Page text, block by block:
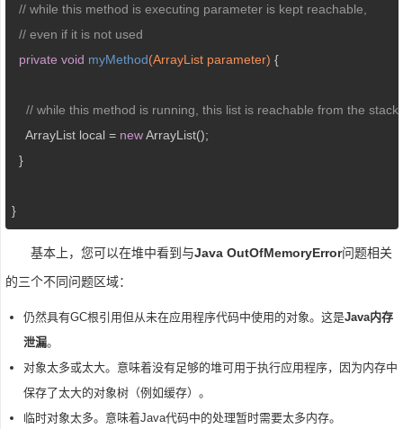
// while this method is executing parameter is kept reachable,
// even if it is not used
private void myMethod(ArrayList parameter) {
// while this method is running, this list is reachable from the stack
    ArrayList local =
new ArrayList();
  }
}
基本上，您可以在堆中看到与Java OutOfMemoryError问题相关
的三个不同问题区域：
仍然具有GC根引用但从未在应用程序代码中使用的对象。这是Java内存
泄漏。
对象太多或太大。意味着没有足够的堆可用于执行应用程序，因为内存中
保存了太大的对象树（例如缓存）。
临时对象太多。意味着Java代码中的处理暂时需要太多内存。